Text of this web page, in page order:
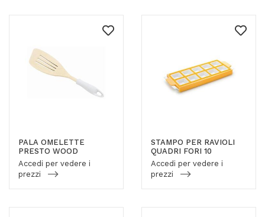
PALA OMELETTE
PRESTO WOOD
Accedi per vedere i
prezzi
STAMPO PER RAVIOLI
QUADRI FORI 10
Accedi per vedere i
prezzi